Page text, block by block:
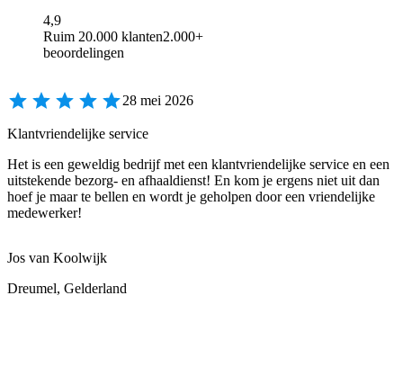
4,9
Ruim 20.000 klanten2.000+
beoordelingen
28 mei 2026
Klantvriendelijke service
Het is een geweldig bedrijf met een klantvriendelijke service en een
uitstekende bezorg- en afhaaldienst! En kom je ergens niet uit dan
hoef je maar te bellen en wordt je geholpen door een vriendelijke
medewerker!
Jos van Koolwijk
Dreumel, Gelderland